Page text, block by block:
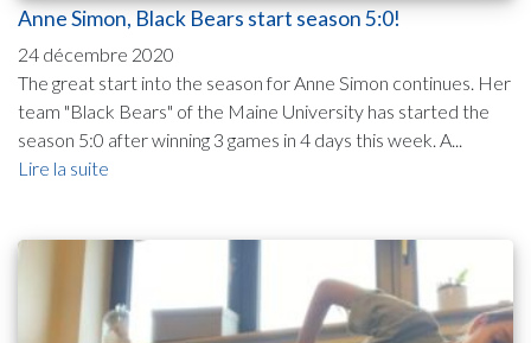
Anne Simon, Black Bears start season 5:0!
24 décembre 2020
The great start into the season for Anne Simon continues. Her
team "Black Bears" of the Maine University has started the
season 5:0 after winning 3 games in 4 days this week. A...
Lire la suite